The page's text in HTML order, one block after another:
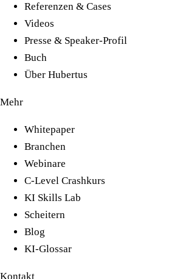
Referenzen & Cases
Videos
Presse & Speaker-Profil
Buch
Über Hubertus
Mehr
Whitepaper
Branchen
Webinare
C-Level Crashkurs
KI Skills Lab
Scheitern
Blog
KI-Glossar
Kontakt